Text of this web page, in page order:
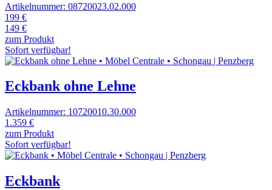
Artikelnummer: 08720023.02.000
199 €
149 €
zum Produkt
Sofort verfügbar!
Eckbank ohne Lehne
Artikelnummer: 10720010.30.000
1.359 €
zum Produkt
Sofort verfügbar!
Eckbank